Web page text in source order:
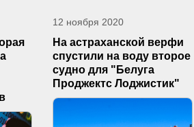
12 ноября 2020
На астраханской верфи
спустили на воду второе
судно для "Белуга
Проджектс Лоджистик"